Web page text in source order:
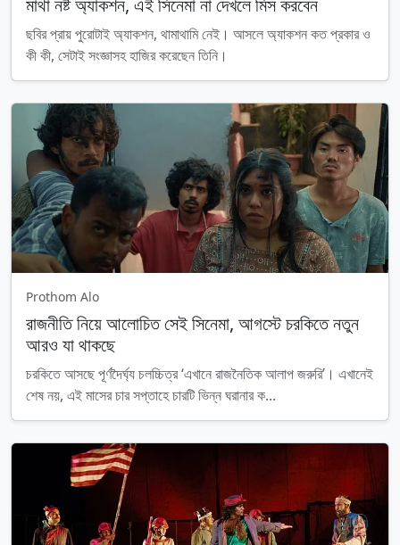
মাথা নষ্ট অ্যাকশন, এই সিনেমা না দেখলে মিস করবেন
ছবির প্রায় পুরোটাই অ্যাকশন, থামাথামি নেই। আসলে অ্যাকশন কত প্রকার ও
কী কী, সেটাই সংজ্ঞাসহ হাজির করেছেন তিনি।
Prothom Alo
রাজনীতি নিয়ে আলোচিত সেই সিনেমা, আগস্টে চরকিতে নতুন
আরও যা থাকছে
চরকিতে আসছে পূর্ণদৈর্ঘ্য চলচ্চিত্র ‘এখানে রাজনৈতিক আলাপ জরুরি’। এখানেই
শেষ নয়, এই মাসের চার সপ্তাহে চারটি ভিন্ন ঘরানার ক...